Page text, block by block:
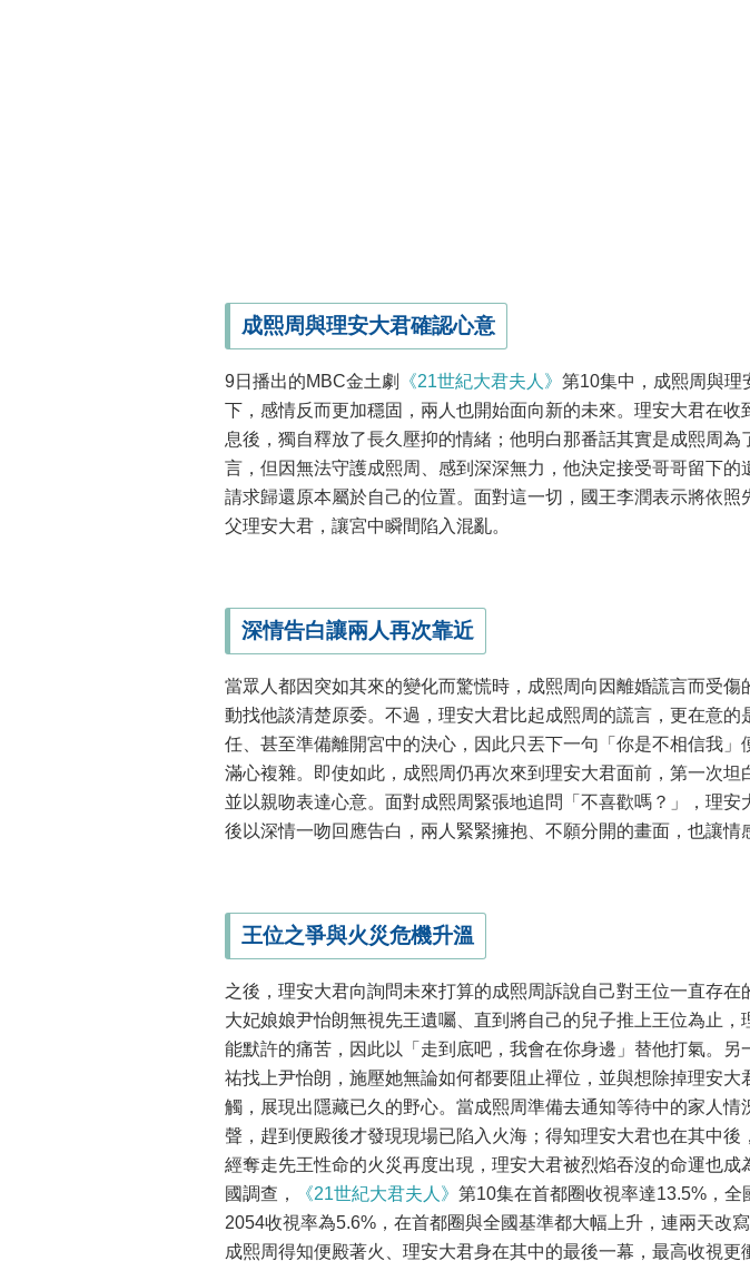
成熙周與理安大君確認心意
9日播出的MBC金土劇 《21世紀大君夫人》 第10集中，成熙周與理
下，感情反而更加穩固，兩人也開始面向新的未來。理安大君在收
息後，獨自釋放了長久壓抑的情緒；他明白那番話其實是成熙周為
言，但因無法守護成熙周、感到深深無力，他決定接受哥哥留下的
請求歸還原本屬於自己的位置。面對這一切，國王李潤表示將依照
父理安大君，讓宮中瞬間陷入混亂。
深情告白讓兩人再次靠近
當眾人都因突如其來的變化而驚慌時，成熙周向因離婚謊言而受傷
動找他談清楚原委。不過，理安大君比起成熙周的謊言，更在意的
任、甚至準備離開宮中的決心，因此只丟下一句「你是不相信我」
滿心複雜。即使如此，成熙周仍再次來到理安大君面前，第一次坦
並以親吻表達心意。面對成熙周緊張地追問「不喜歡嗎？」，理安
後以深情一吻回應告白，兩人緊緊擁抱、不願分開的畫面，也讓情
王位之爭與火災危機升溫
之後，理安大君向詢問未來打算的成熙周訴說自己對王位一直存在
大妃娘娘尹怡朗無視先王遺囑、直到將自己的兒子推上王位為止，
能默許的痛苦，因此以「走到底吧，我會在你身邊」替他打氣。另
祐找上尹怡朗，施壓她無論如何都要阻止禪位，並與想除掉理安大
觸，展現出隱藏已久的野心。當成熙周準備去通知等待中的家人情
聲，趕到便殿後才發現現場已陷入火海；得知理安大君也在其中後
經奪走先王性命的火災再度出現，理安大君被烈焰吞沒的命運也成
國調查，
《21世紀大君夫人》 第10集在首都圈收視率達13.5%，全
2054收視率為5.6%，在首都圈與全國基準都大幅上升，連兩天改
成熙周得知便殿著火、理安大君身在其中的最後一幕，最高收視更